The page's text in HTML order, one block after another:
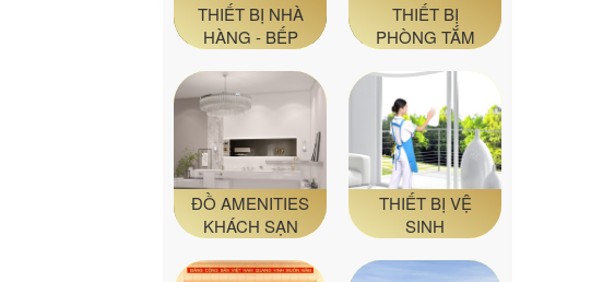
THIẾT BỊ NHÀ
HÀNG - BẾP
THIẾT BỊ
PHÒNG TẮM
ĐỒ AMENITIES
KHÁCH SẠN
THIẾT BỊ VỆ
SINH